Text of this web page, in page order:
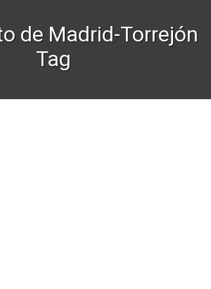
de Madrid-Torrejón
Tag